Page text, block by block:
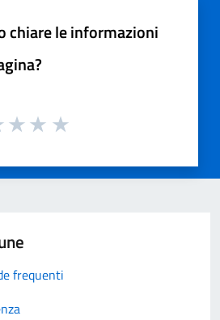
chiare le informazioni
frequenti